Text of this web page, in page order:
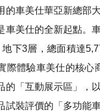
的車美仕華亞新總部
車美仕的全新起點。
下3層，總面積達
際體驗車美仕的核心
的「互動展示區」，
試裝評價的「多功能